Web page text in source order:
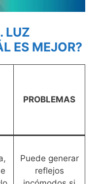
LUZ
ES MEJOR?
PROBLEMAS
Puede generar
reflejos